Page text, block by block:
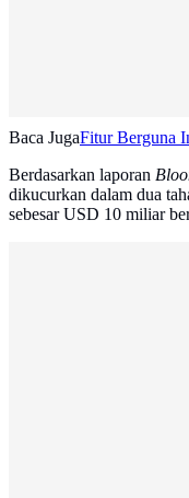
Baca JugaFitur Berguna
Berdasarkan laporan
dikucurkan dalam dua
sebesar USD 10 miliar